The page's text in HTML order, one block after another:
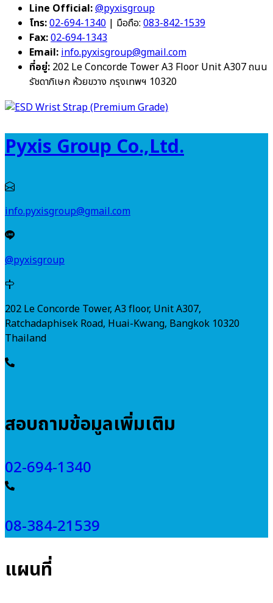
Line Official:@pyxisgroup
โทร:02-694-1340 | มือถือ: 083-842-1539
Fax:02-694-1343
Email: info.pyxisgroup@gmail.com
ที่อยู่: 202 Le Concorde Tower A3 Floor Unit A307 ถนน
รัชดาภิเษก ห้วยขวาง กรุงเทพฯ 10320
Pyxis Group Co.,Ltd.
info.pyxisgroup@gmail.com
@pyxisgroup
202 Le Concorde Tower, A3 floor, Unit A307,
Ratchadaphisek Road, Huai-Kwang, Bangkok 10320
Thailand
สอบถามข้อมูลเพิ่มเติม
02-694-1340
08-384-21539
แผนที่